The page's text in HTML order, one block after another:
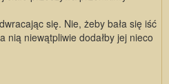
się. Nie, żeby bała się iść
nią niewątpliwie dodałby jej nieco